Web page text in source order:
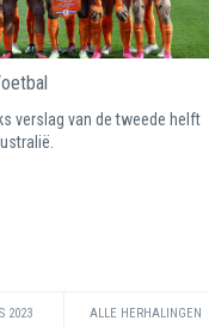
verslag van de tweede helft
2023 ALLE HERHALINGEN